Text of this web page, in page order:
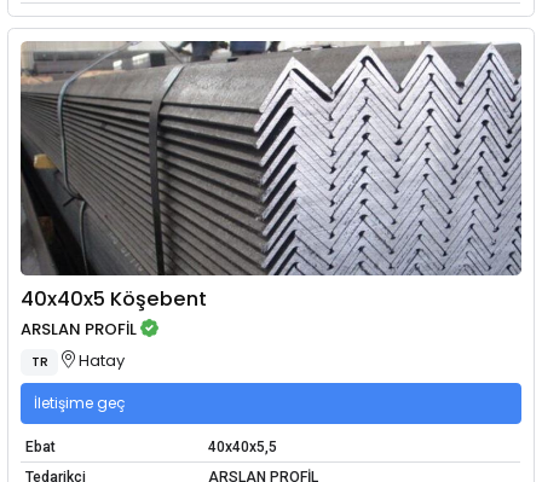
40x40x5 Köşebent
ARSLAN PROFİL
TR Hatay
İletişime geç
Ebat
40x40x5,5
Tedarikçi
ARSLAN PROFİL